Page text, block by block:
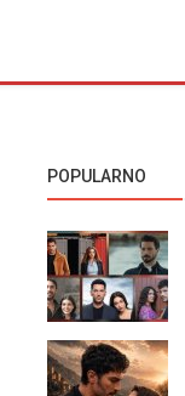
POPULARNO